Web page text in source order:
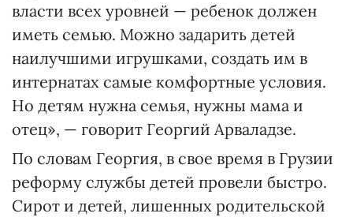
власти всех уровней — ребенок должен
иметь семью. Можно задарить детей
наилучшими игрушками, создать им в
интернатах самые комфортные условия.
Но детям нужна семья, нужны мама и
отец», — говорит Георгий Арваладзе.
По словам Георгия, в свое время в Грузии
реформу службы детей провели быстро.
Сирот и детей, лишенных родительской